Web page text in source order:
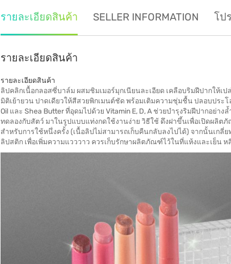
รายละเอียดสินค้า SELLER INFORMATION โป
รายละเอียดสินค้า
รายละเอียดสินค้า
ลิปคลิกเนื้อกลอสซี่บาล์ม ผสมชิมเมอร์มุกเนียนละเอียด เคลือบริมฝีปากให้เ
มิติเย้ายวน ปาดเดียวให้สีสวยพิกเมนต์ชัด พร้อมเติมความชุ่มชื้น ปลอบปร
Oil และ Shea Butter ที่อุดมไปด้วย Vitamin E, D, A ช่วยบำรุงริมฝีปากอย่า
ทดลองกับสัตว์ มาในรูปแบบแท่งกดใช้งานง่าย วิธีใช้ ดึงฝาขึ้นเพื่อเปิดผลิ
สำหรับการใช้หนึ่งครั้ง (เนื้อลิปไม่สามารถเก็บคืนกลับลงไปได้) จากนั้นเก
ลิปสติก เพื่อเพิ่มความแวววาว ควรเก็บรักษาผลิตภัณฑ์ไว้ในที่แห้งและเย็น